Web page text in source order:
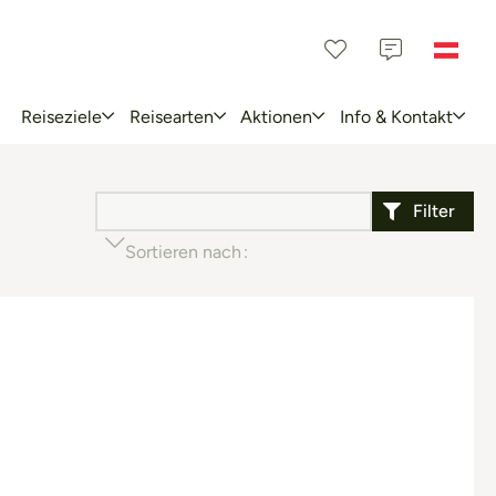
Reiseziele Reisearten Aktionen Info & Kontakt
Filter
Sortieren nach